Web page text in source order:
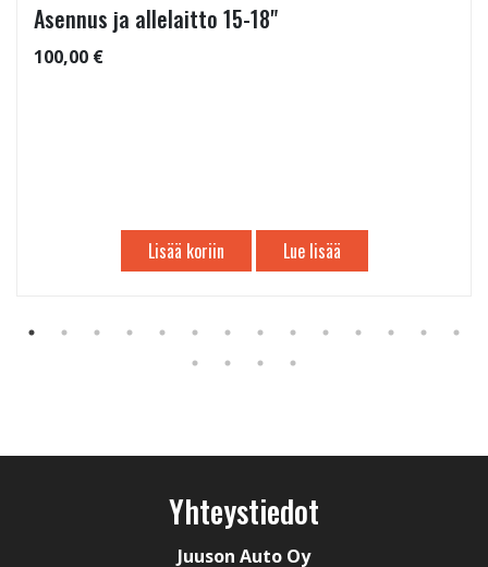
Asennus ja allelaitto 15-18"
100,00 €
Lisää koriin Lue lisää
Yhteystiedot
Juuson Auto Oy